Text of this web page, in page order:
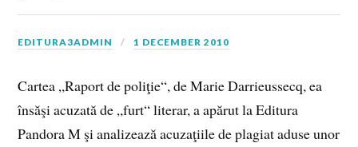
EDITURA3ADMIN 1 DECEMBER 2010
Cartea „Raport de poliţie“, de Marie Darrieussecq, ea
însăşi acuzată de „furt“ literar, a apărut la Editura
Pandora M şi analizează acuzaţiile de plagiat aduse unor